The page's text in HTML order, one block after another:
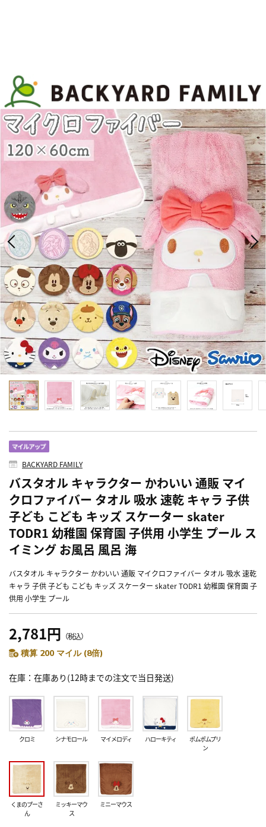
BACKYARD FAMILY
バスタオル キャラクター かわいい 通販 マイ
クロファイバー タオル 吸水 速乾 キャラ 子供
子ども こども キッズ スケーター skater
TODR1 幼稚園 保育園 子供用 小学生 プール ス
イミング お風呂 風呂 海
バスタオル キャラクター かわいい 通販 マイクロファイバー タオル 吸水 速乾
キャラ 子供 子ども こども キッズ スケーター skater TODR1 幼稚園 保育園 子
供用 小学生 プール
2,781円 （税込）
積算 200 マイル (8倍)
在庫 在庫あり(12時までの注文で当日発送)
クロミ シナモロール マイメロディ ハローキティ
ポムポムプリ
ン
くまのプーさ
ん
ミッキーマウ
ス
ミニーマウス